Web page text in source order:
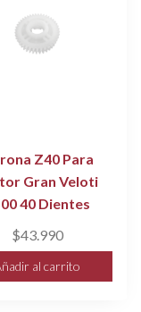
Z40 Para
Gran Veloti
40 Dientes
$43.990
al carrito